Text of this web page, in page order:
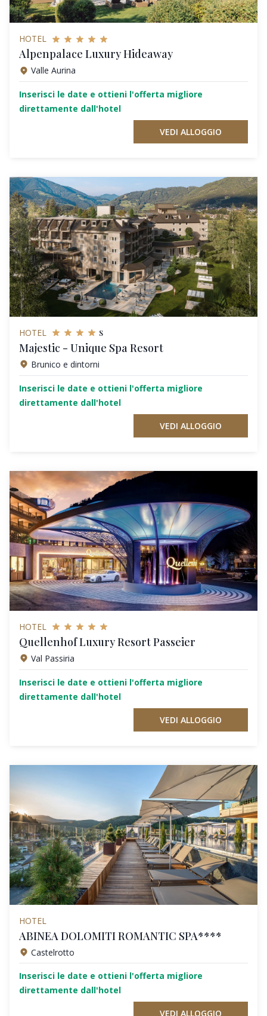
HOTEL
Alpenpalace Luxury Hideaway
Valle Aurina
Inserisci le date e ottieni l'offerta migliore
direttamente dall'hotel
VEDI ALLOGGIO
HOTEL s
Majestic - Unique Spa Resort
Brunico e dintorni
Inserisci le date e ottieni l'offerta migliore
direttamente dall'hotel
VEDI ALLOGGIO
HOTEL
Quellenhof Luxury Resort Passeier
Val Passiria
Inserisci le date e ottieni l'offerta migliore
direttamente dall'hotel
VEDI ALLOGGIO
HOTEL
ABINEA DOLOMITI ROMANTIC SPA****
Castelrotto
Inserisci le date e ottieni l'offerta migliore
direttamente dall'hotel
VEDI ALLOGGIO